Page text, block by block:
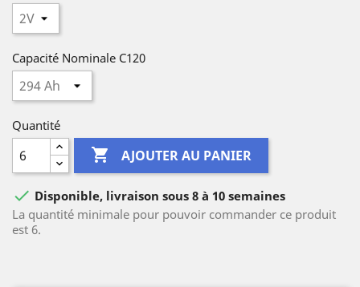
Capacité Nominale C120
Quantité
 AJOUTER AU PANIER
 Disponible, livraison sous 8 à 10 semaines
La quantité minimale pour pouvoir commander ce produit
est 6.